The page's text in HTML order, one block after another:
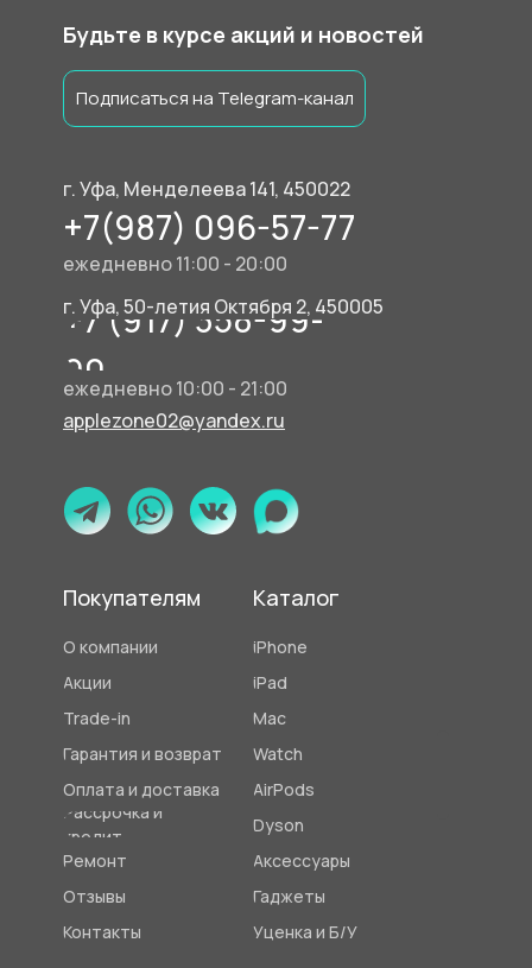
О компании
Будьте в курсе акций и новостей
Акции
Trade-in
Гарантия и возврат
Оплата и доставка
г. Уфа, Менделеева 141, 450022
Рассрочка и
кредит
+7(987) 096-57-77
Ремонт
г. Уфа, 50-летия Октября 2, 450005
Отзывы
+7 (917) 358-99-
90
Контакты
ежедневно 10:00 - 21:00
Покупателям
applezone02@yandex.ru
iPhone
iPad
Mac
Watch
AirPods
Каталог
Подписаться на Telegram-канал
Аксессуары
Гаджеты
Уценка и Б/У
Dyson
ежедневно 11:00 - 20:00